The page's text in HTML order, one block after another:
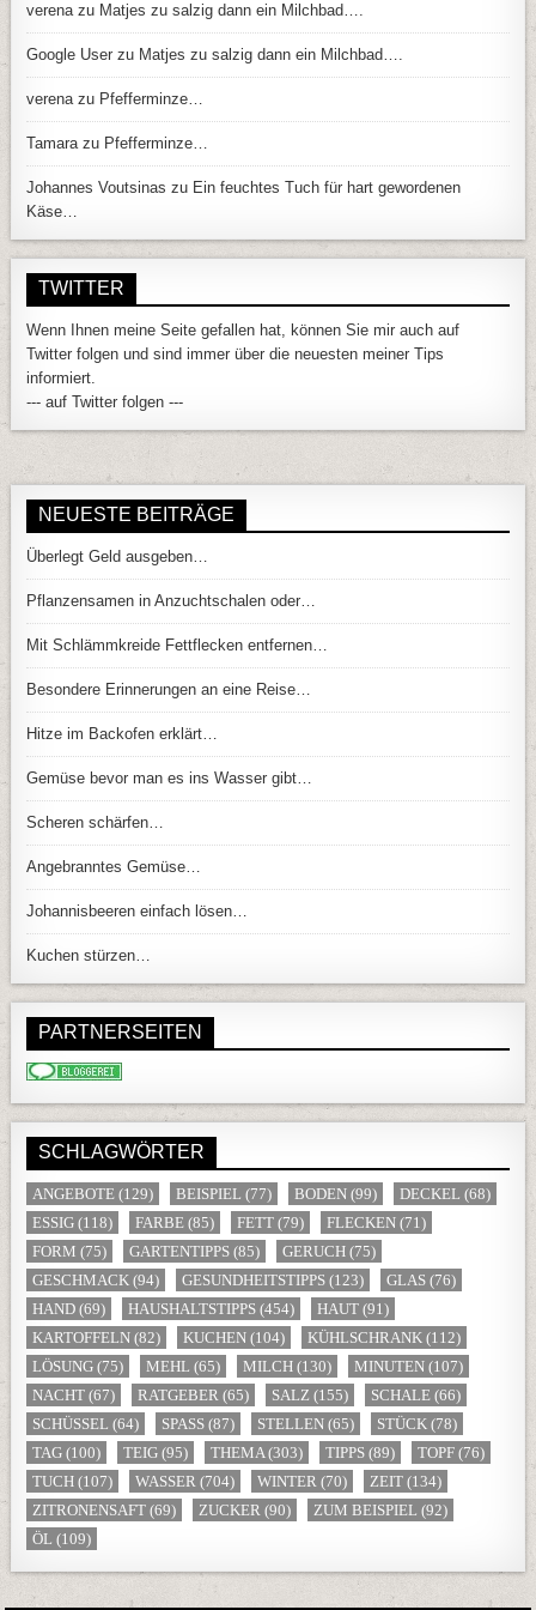
verenazu Matjes zu salzig dann ein Milchbad….
Google User zu Matjes zu salzig dann ein Milchbad….
verenazu Pfefferminze…
Tamarazu Pfefferminze…
Johannes Voutsinas zu Ein feuchtes Tuch für hart gewordenen
Käse…
TWITTER
Wenn Ihnen meine Seite gefallen hat, können Sie mir auch auf
Twitter folgen und sind immer über die neuesten meiner Tips
informiert.
--- auf Twitter folgen ---
NEUESTE BEITRÄGE
Überlegt Geld ausgeben…
Pflanzensamen in Anzuchtschalen oder…
Mit Schlämmkreide Fettflecken entfernen…
Besondere Erinnerungen an eine Reise…
Hitze im Backofen erklärt…
Gemüse bevor man es ins Wasser gibt…
Scheren schärfen…
Angebranntes Gemüse…
Johannisbeeren einfach lösen…
Kuchen stürzen…
PARTNERSEITEN
SCHLAGWÖRTER
ANGEBOTE (129) BEISPIEL (77) BODEN (99) DECKEL (68)
ESSIG (118) FARBE (85) FETT (79) FLECKEN (71)
FORM (75) GARTENTIPPS (85) GERUCH (75)
GESCHMACK (94) GESUNDHEITSTIPPS (123) GLAS (76)
HAND (69) HAUSHALTSTIPPS (454) HAUT (91)
KARTOFFELN (82) KUCHEN (104) KÜHLSCHRANK (112)
LÖSUNG (75) MEHL (65) MILCH (130) MINUTEN (107)
NACHT (67) RATGEBER (65) SALZ (155) SCHALE (66)
SCHÜSSEL (64) SPASS (87) STELLEN (65) STÜCK (78)
TAG (100) TEIG (95) THEMA(303) TIPPS (89) TOPF (76)
TUCH (107) WASSER (704) WINTER (70) ZEIT (134)
ZITRONENSAFT (69) ZUCKER (90) ZUM BEISPIEL (92)
ÖL (109)